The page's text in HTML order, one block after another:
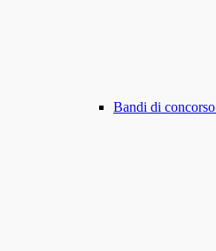
Bandi di concorso